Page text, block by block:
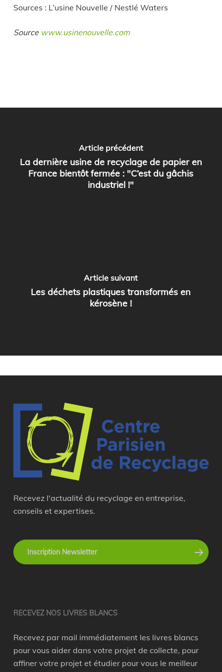
Sources : L’usine Nouvelle / Nestlé Waters
Source www.usinenouvelle.com
Article précédent
La dernière usine de recyclage de papier en
France bientôt fermée : "C’est du gâchis
industriel !"
Article suivant
Les déchets plastiques transformés en
kérosène !
Recevez l'actualité du recyclage en entreprise,
conseils et expertises.
Inscription Newsletter
RECEVEZ NOS LIVRES BLANCS
Recevez par mail immédiatement les livres blancs
pour vous aider dans votre projet de collecte, pour
affiner votre projet et étudier pour vous le meilleur